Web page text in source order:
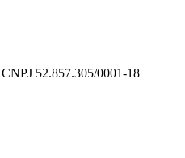
52.857.305/0001-18